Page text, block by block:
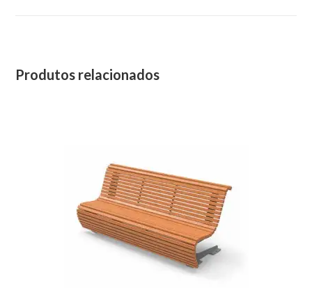
Produtos relacionados